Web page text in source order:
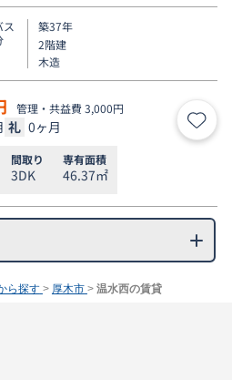
ス
築37年
2階建
木造
管理・共益費 3,000円
礼 0ヶ月 お気
間取り
3DK
専有面積
46.37㎡
ら探す > 厚木市 > 温水西の賃貸